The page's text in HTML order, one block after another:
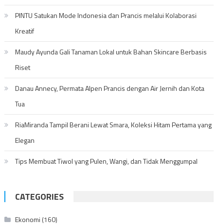
PINTU Satukan Mode Indonesia dan Prancis melalui Kolaborasi
Kreatif
Maudy Ayunda Gali Tanaman Lokal untuk Bahan Skincare Berbasis
Riset
Danau Annecy, Permata Alpen Prancis dengan Air Jernih dan Kota
Tua
RiaMiranda Tampil Berani Lewat Smara, Koleksi Hitam Pertama yang
Elegan
Tips Membuat Tiwol yang Pulen, Wangi, dan Tidak Menggumpal
CATEGORIES
Ekonomi (160)